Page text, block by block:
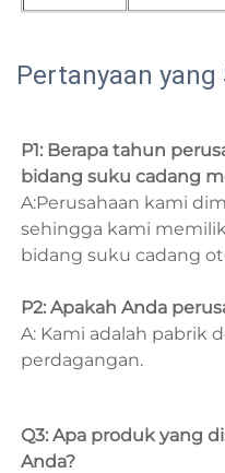
Pertanyaan
P1: Berapa tahun
bidang suku cadang
A:Perusahaan kami
sehingga kami
bidang suku cadang
P2: Apakah Anda
A: Kami adalah pabrik
perdagangan.
Q3: Apa produk yang
Anda?